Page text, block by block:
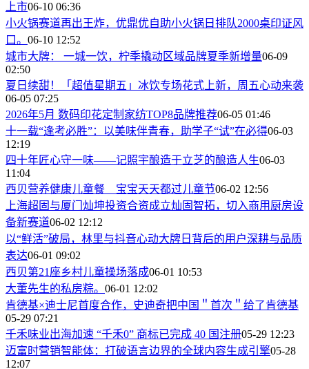
上市06-10 06:36
小火锅赛道再出王炸，优鼎优自助小火锅日排队2000桌印证风
口。 06-10 12:52
城市大牌： 一城一饮，柠季撬动区域品牌夏季新增量06-09
02:50
夏日续甜！「超值星期五」冰饮专场花式上新，周五心动来袭
06-05 07:25
2026年5月 数码印花定制家纺TOP8品牌推荐06-05 01:46
十一载“逢考必胜”：以美味伴青春，助学子“试”在必得06-03
12:19
四十年匠心守一味——记照宇酿造于立芝的酿造人生06-03
11:04
西贝营养健康儿童餐 宝宝天天都过儿童节06-02 12:56
上海超固与厦门灿坤投资合资成立灿固智拓，切入商用厨房设
备新赛道06-02 12:12
以“鲜活”破局，林里与抖音心动大牌日背后的用户深耕与品质
表达06-01 09:02
西贝第21座乡村儿童操场落成06-01 10:53
大董先生的私房粽。 06-01 12:02
肯德基×迪士尼首度合作，史迪奇把中国＂首次＂给了肯德基
05-29 07:21
千禾味业出海加速 “千禾0” 商标已完成 40 国注册05-29 12:23
迈富时营销智能体：打破语言边界的全球内容生成引擎05-28
12:07